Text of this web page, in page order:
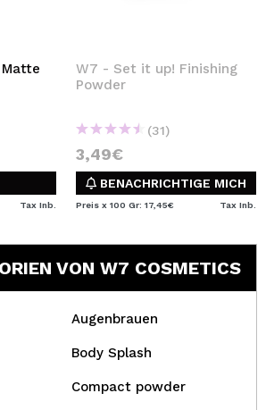
Tax Inb.
W7 - Set it up! Finishing
Powder
(31)
3,49€
BENACHRICHTIGE MICH
Preis x 100 Gr: 17,45€ Tax Inb.
VON W7 COSMETICS
Augenbrauen
Body Splash
Compact powder